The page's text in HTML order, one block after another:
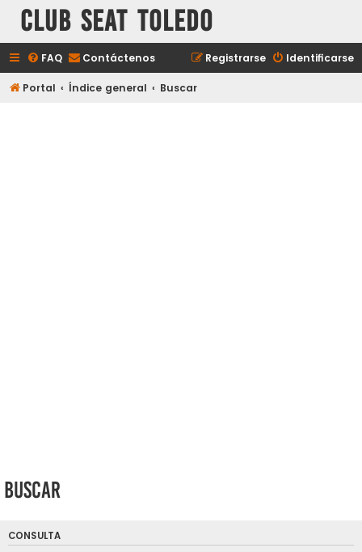
Club Seat Toledo
FAQ Contáctenos Identificarse
Registrarse
Portal Índice general Buscar
Buscar
CONSULTA